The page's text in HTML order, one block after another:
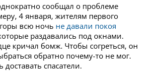
сообщал о проблеме
4 января, жителям первого
всю ночь не давали покоя
раздавались под окнами.
кричал бомж. Чтобы согреться, он
обратно почему-то не мог.
спасатели.